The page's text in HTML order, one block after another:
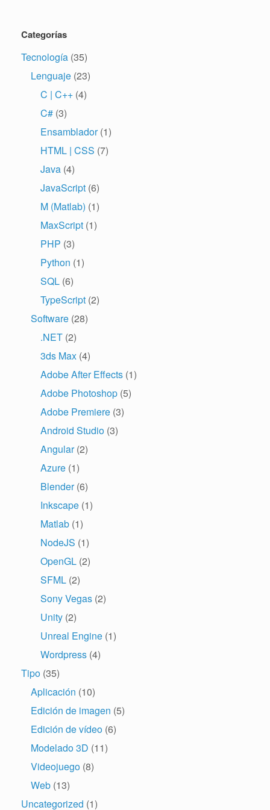
Categorías
Tecnología (35)
Lenguaje (23)
C | C++ (4)
C# (3)
Ensamblador(1)
HTML | CSS (7)
Java (4)
JavaScript (6)
M (Matlab) (1)
MaxScript (1)
PHP (3)
Python (1)
SQL (6)
TypeScript (2)
Software (28)
.NET (2)
3ds Max (4)
Adobe After Effects (1)
Adobe Photoshop (5)
Adobe Premiere (3)
Android Studio (3)
Angular(2)
Azure (1)
Blender(6)
Inkscape (1)
Matlab (1)
NodeJS (1)
OpenGL (2)
SFML (2)
Sony Vegas (2)
Unity (2)
Unreal Engine (1)
Wordpress (4)
Tipo (35)
Aplicación (10)
Edición de imagen (5)
Edición de vídeo (6)
Modelado 3D (11)
Videojuego (8)
Web (13)
Uncategorized (1)